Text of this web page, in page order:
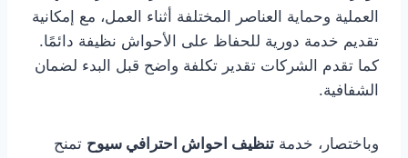
العملية وحماية العناصر المختلفة أثناء العمل، مع إمكانية
تقديم خدمة دورية للحفاظ على الأحواش نظيفة دائمًا.
كما تقدم الشركات تقدير تكلفة واضح قبل البدء لضمان
الشفافية.
وباختصار، خدمة تنظيف احواش احترافي سيوح تمنح